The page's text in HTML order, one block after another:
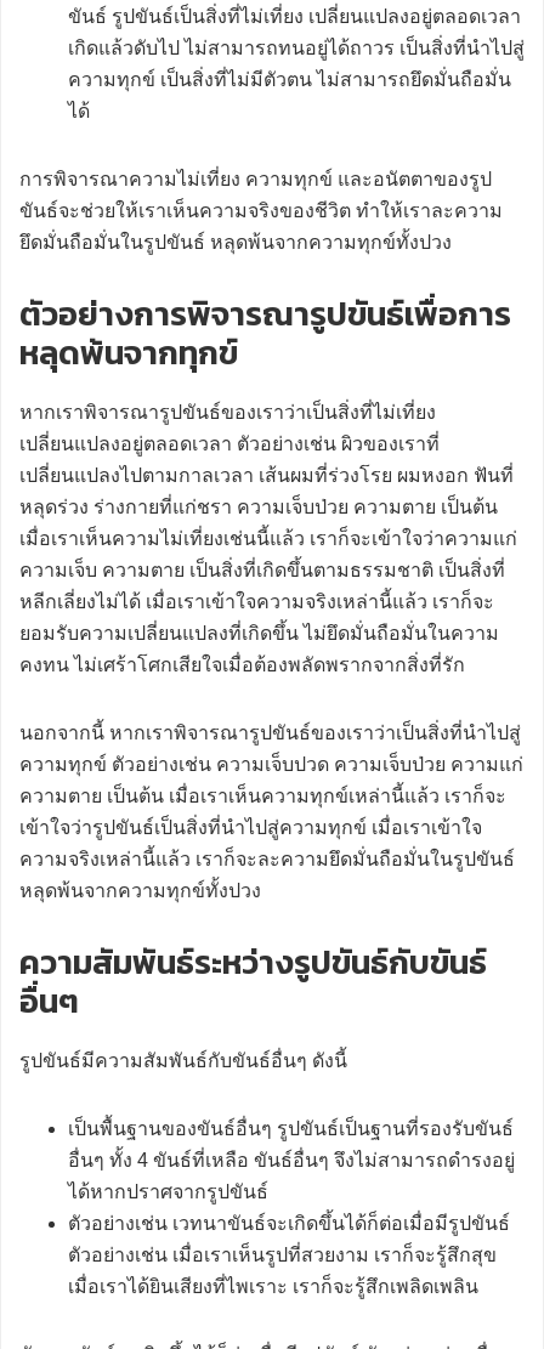
ขันธ์ รูปขันธ์เป็นสิ่งที่ไม่เที่ยง เปลี่ยนแปลงอยู่ตลอดเวลา
เกิดแล้วดับไป ไม่สามารถทนอยู่ได้ถาวร เป็นสิ่งที่นำไปสู่
ความทุกข์ เป็นสิ่งที่ไม่มีตัวตน ไม่สามารถยึดมั่นถือมั่น
ได้
การพิจารณาความไม่เที่ยง ความทุกข์ และอนัตตาของรูป
ขันธ์จะช่วยให้เราเห็นความจริงของชีวิต ทำให้เราละความ
ยึดมั่นถือมั่นในรูปขันธ์ หลุดพ้นจากความทุกข์ทั้งปวง
ตัวอย่างการพิจารณารูปขันธ์เพื่อการ
หลุดพ้นจากทุกข์
หากเราพิจารณารูปขันธ์ของเราว่าเป็นสิ่งที่ไม่เที่ยง
เปลี่ยนแปลงอยู่ตลอดเวลา ตัวอย่างเช่น ผิวของเราที่
เปลี่ยนแปลงไปตามกาลเวลา เส้นผมที่ร่วงโรย ผมหงอก ฟันที่
หลุดร่วง ร่างกายที่แก่ชรา ความเจ็บป่วย ความตาย เป็นต้น
เมื่อเราเห็นความไม่เที่ยงเช่นนี้แล้ว เราก็จะเข้าใจว่าความแก่
ความเจ็บ ความตาย เป็นสิ่งที่เกิดขึ้นตามธรรมชาติ เป็นสิ่งที่
หลีกเลี่ยงไม่ได้ เมื่อเราเข้าใจความจริงเหล่านี้แล้ว เราก็จะ
ยอมรับความเปลี่ยนแปลงที่เกิดขึ้น ไม่ยึดมั่นถือมั่นในความ
คงทน ไม่เศร้าโศกเสียใจเมื่อต้องพลัดพรากจากสิ่งที่รัก
นอกจากนี้ หากเราพิจารณารูปขันธ์ของเราว่าเป็นสิ่งที่นำไปสู่
ความทุกข์ ตัวอย่างเช่น ความเจ็บปวด ความเจ็บป่วย ความแก่
ความตาย เป็นต้น เมื่อเราเห็นความทุกข์เหล่านี้แล้ว เราก็จะ
เข้าใจว่ารูปขันธ์เป็นสิ่งที่นำไปสู่ความทุกข์ เมื่อเราเข้าใจ
ความจริงเหล่านี้แล้ว เราก็จะละความยึดมั่นถือมั่นในรูปขันธ์
หลุดพ้นจากความทุกข์ทั้งปวง
ความสัมพันธ์ระหว่างรูปขันธ์กับขันธ์
อื่นๆ
รูปขันธ์มีความสัมพันธ์กับขันธ์อื่นๆ ดังนี้
เป็นพื้นฐานของขันธ์อื่นๆ รูปขันธ์เป็นฐานที่รองรับขันธ์
อื่นๆ ทั้ง 4 ขันธ์ที่เหลือ ขันธ์อื่นๆ จึงไม่สามารถดำรงอยู่
ได้หากปราศจากรูปขันธ์
ตัวอย่างเช่น เวทนาขันธ์จะเกิดขึ้นได้ก็ต่อเมื่อมีรูปขันธ์
ตัวอย่างเช่น เมื่อเราเห็นรูปที่สวยงาม เราก็จะรู้สึกสุข
เมื่อเราได้ยินเสียงที่ไพเราะ เราก็จะรู้สึกเพลิดเพลิน